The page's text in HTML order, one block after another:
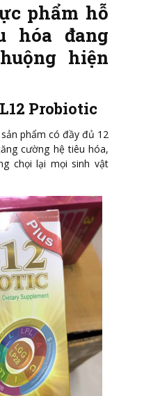
phẩm hỗ
hóa đang
hiện
Probiotic
phẩm có đầy đủ 12
cường hệ tiêu hóa,
chọi lại mọi sinh vật